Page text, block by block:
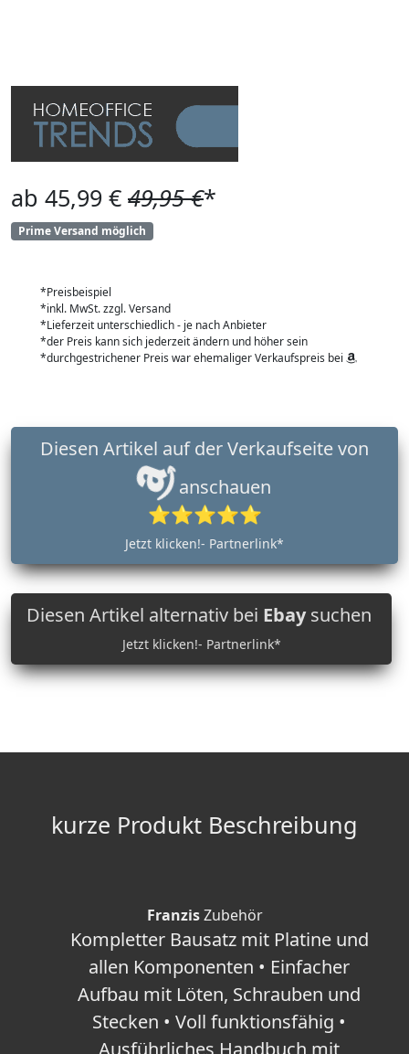
ab 45,99 € 49,95 €*
Prime Versand möglich
*Preisbeispiel
*inkl. MwSt. zzgl. Versand
*Lieferzeit unterschiedlich - je nach Anbieter
*der Preis kann sich jederzeit ändern und höher sein
*durchgestrichener Preis war ehemaliger Verkaufspreis bei
anschauen
⭐⭐⭐⭐⭐
Jetzt klicken!- Partnerlink*
Diesen Artikel alternativ bei Ebaysuchen
Jetzt klicken!- Partnerlink*
kurze Produkt Beschreibung
FranzisZubehör
Kompletter Bausatz mit Platine und
allen Komponenten • Einfacher
Aufbau mit Löten, Schrauben und
Stecken • Voll funktionsfähig •